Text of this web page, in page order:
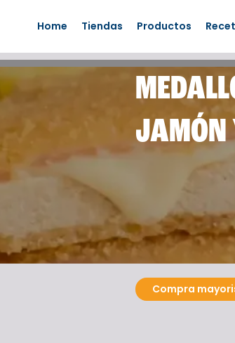
Home Tiendas Productos
JAMÓN
Compra